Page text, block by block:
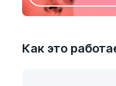
Как это